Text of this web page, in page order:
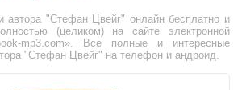
автора "Стефан Цвейг" онлайн бесплатно и
(целиком) на сайте электронной
mp3.com». Все полные и интересные
"Стефан Цвейг" на телефон и андроид.